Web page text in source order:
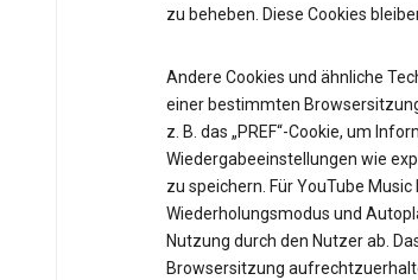
zu beheben. Diese Cookies
Andere Cookies und ähnliche
einer bestimmten
z. B. das „PREF“-Cookie, um
Wiedergabeeinstellungen wie
zu speichern. Für YouTube
Wiederholungsmodus und
Nutzung durch den Nutzer ab.
Browsersitzung